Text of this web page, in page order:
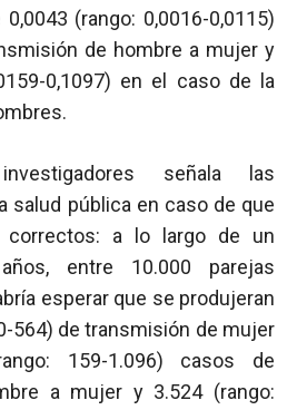
(rango: 0,0016-0,0115)
de hombre a mujer y
0,1097) en el caso de la
señala las
salud pública en caso de que
correctos: a lo largo de un
entre 10.000 parejas
esperar que se produjeran
564) de transmisión de mujer
159-1.096) casos de
a mujer y 3.524 (rango: